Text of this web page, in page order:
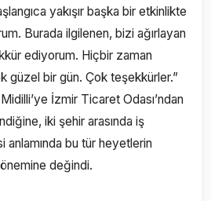
yakışır başka bir etkinlikte
Burada ilgilenen, bizi ağırlayan
ediyorum. Hiçbir zaman
güzel bir gün. Çok teşekkürler.”
İzmir Ticaret Odası’ndan
iki şehir arasında iş
anlamında bu tür heyetlerin
değindi.